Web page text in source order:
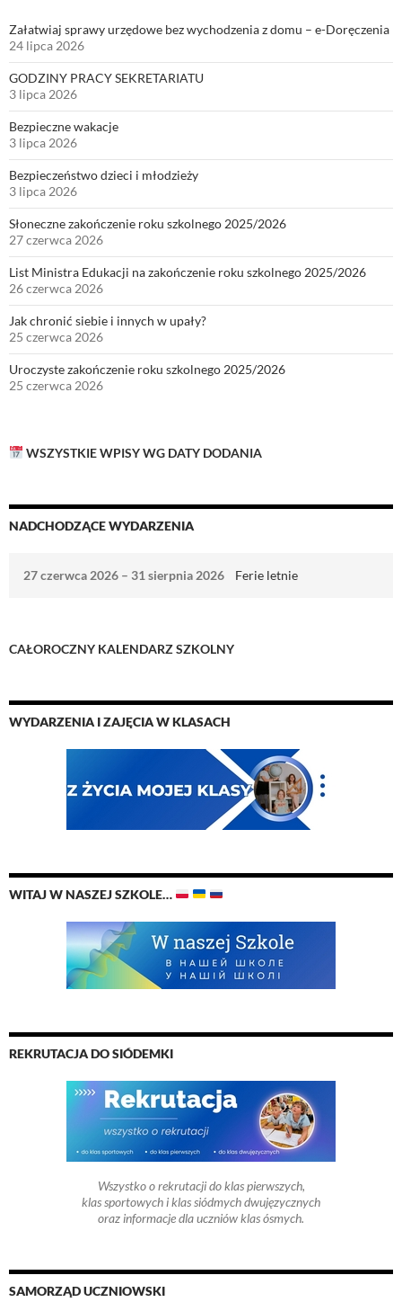
Załatwiaj sprawy urzędowe bez wychodzenia z domu – e-Doręczenia
24 lipca 2026
GODZINY PRACY SEKRETARIATU
3 lipca 2026
Bezpieczne wakacje
3 lipca 2026
Bezpieczeństwo dzieci i młodzieży
3 lipca 2026
Słoneczne zakończenie roku szkolnego 2025/2026
27 czerwca 2026
List Ministra Edukacji na zakończenie roku szkolnego 2025/2026
26 czerwca 2026
Jak chronić siebie i innych w upały?
25 czerwca 2026
Uroczyste zakończenie roku szkolnego 2025/2026
25 czerwca 2026
WSZYSTKIE WPISY WG DATY DODANIA
NADCHODZĄCE WYDARZENIA
27 czerwca 2026 – 31 sierpnia 2026 Ferie letnie
CAŁOROCZNY KALENDARZ SZKOLNY
WYDARZENIA I ZAJĘCIA W KLASACH
WITAJ W NASZEJ SZKOLE…
REKRUTACJA DO SIÓDEMKI
Wszystko o rekrutacji do klas pierwszych,
klas sportowych i klas siódmych dwujęzycznych
oraz informacje dla uczniów klas ósmych.
SAMORZĄD UCZNIOWSKI